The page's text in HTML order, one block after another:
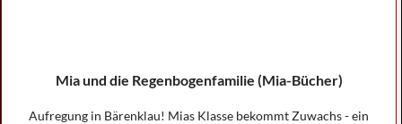
Mia und die Regenbogenfamilie (Mia-Bücher)
Aufregung in Bärenklau! Mias Klasse bekommt Zuwachs - ein